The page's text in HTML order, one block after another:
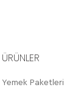
ÜRÜNLER
Yemek Paketleri